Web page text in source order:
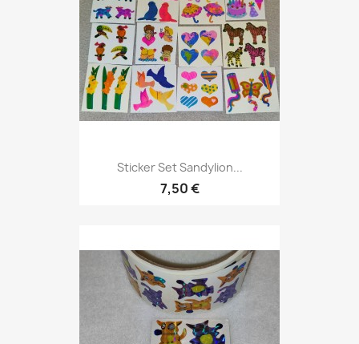
Sticker Set Sandylion...
7,50 €